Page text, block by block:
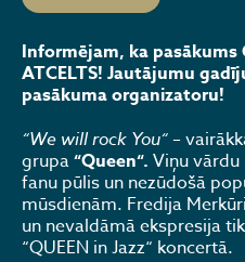
Informējam, ka pasākums
ATCELTS! Jautājumu
pasākuma organizatoru!
“We will rock You“–
grupa“Queen“. Viņu
fanu pūlis un nezūdošā
mūsdienām. Fredija
un nevaldāmā ekspresija
“QUEEN in Jazz“ koncertā.